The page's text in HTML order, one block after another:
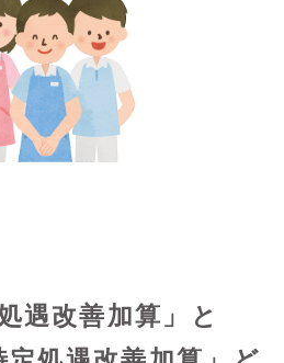
遇改善加算」と